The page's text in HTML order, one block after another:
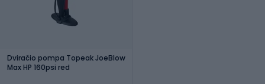
Dviračio pompa Topeak JoeBlow
Max HP 160psi red